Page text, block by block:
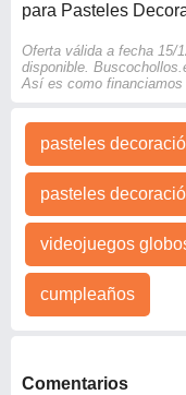
para Pasteles
Oferta válida a fecha 15/
disponible.
Así es como financiamos
pasteles
pasteles
videojuegos
cumpleaños
Comentarios